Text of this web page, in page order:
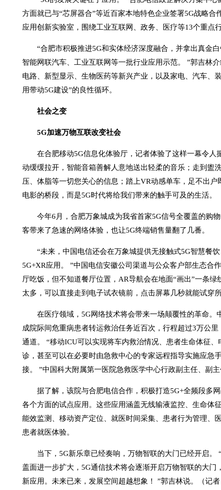
方面就已与“芯屏器合”等近百家本地特色企业签署5G战略
应用创新实验室，围绕工业互联网、政务、医疗等13个重点
“合肥市积极推进5G和实体经济深度融合，并拿出真金白
智能网联汽车、工业互联网等一批行业应用示范。 ”郭吉林
电路、新型显示、生物医药等新兴产业，以及家电、汽车、
用带动5G建设”的良性循环。
社会之变
5G加速万物互联改变社会
在合肥移动5G信息化体验厅，记者体验了这样一幕令人
动缓缓拉开，智能音箱善解人意地送出轻柔的音乐；走到盥
压、体脂等一切您关心的信息；踏上VR动感单车，足不出
电影的桥段，而是5G时代将给我们带来的触手可及的生活。
今年6月，合肥万象城成为我省首家5G信号全覆盖的购物
客带来了急速的网络体验，也让5G终端销售量翻了几番。
“未来，中国电信还会在万象城提供无接触式5G智慧餐饮
5G+XR应用。 ”中国电信安徽公司渠道与公众客户部生态合
厅吃饭，但不知道餐厅位置，AR导航会在地面“画出”一条
太多，可以直接走到电子试衣镜前，点击屏幕几秒就能试穿
在医疗领域，5G网络技术将会带来一场颠覆性的革命。
成院际间危重病患者转运救治任务近百次，行程超过3万公
通道。 “移动ICU可以实现将车内救治情况、患者生命体征
诊，甚至可以在必要时由急救中心的专家远程指导实施应急
接。 ”中国科大附属第一医院急救医学中心行政副主任、副
据了解，该院与合肥电信合作，积极打造5G+全频段多
各个方面的试点应用。这些应用涵盖无线输液监控、生命体
能效监测、移动资产定位、就医时间采集、患者行为管理、
患者就医体验。
当下，5G新乐章已经奏响，万物智联的大门已经开启。
盖面进一步扩大，5G通信技术将会逐渐开启万物智联的大
新应用。未来已来，发展空间超越想象！ ”郭吉林说。（记